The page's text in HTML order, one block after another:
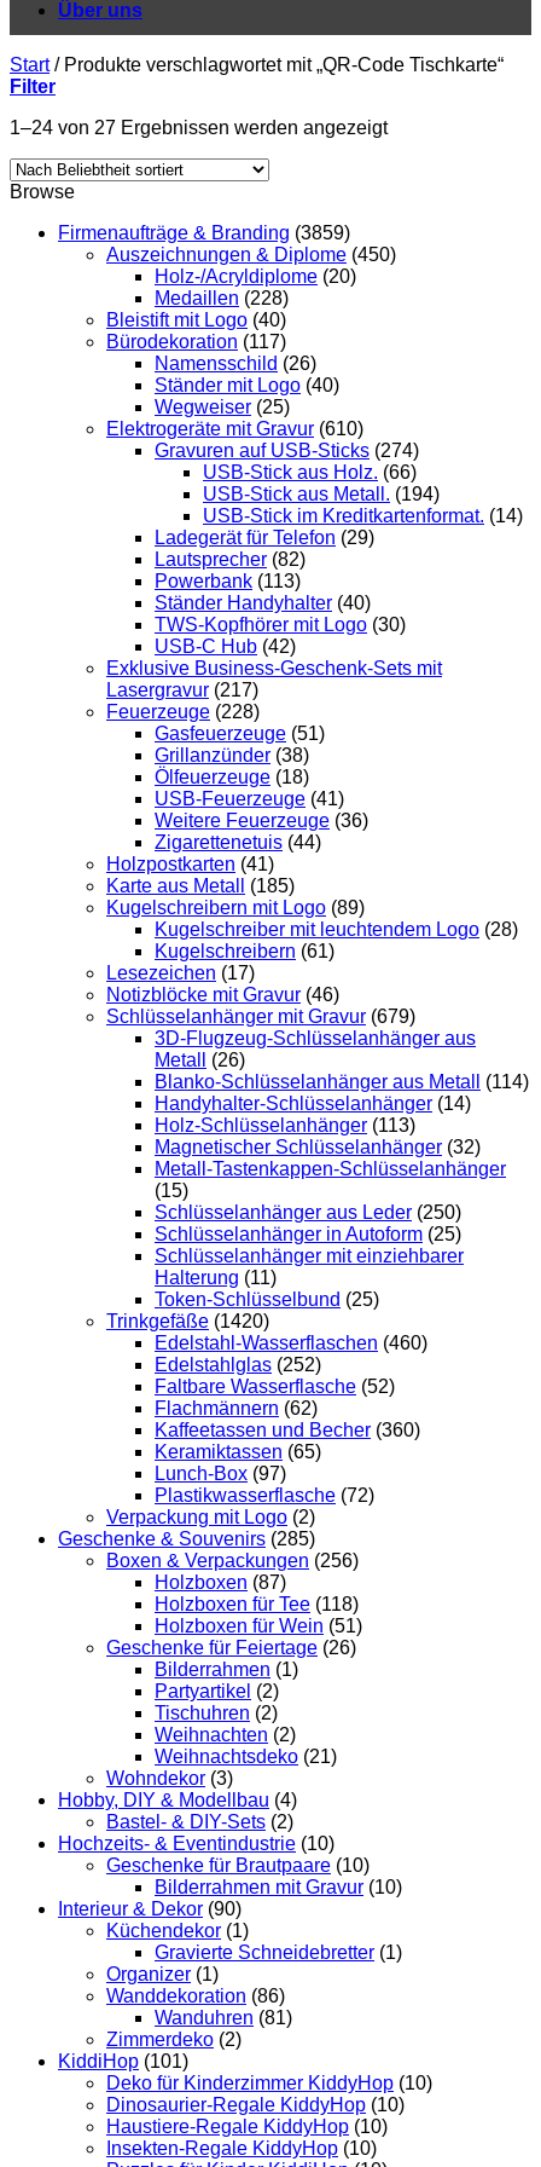
Über uns
Start /Produkte verschlagwortet mit „QR-Code Tischkarte“
Filter
1–24 von 27 Ergebnissen werden angezeigt
Browse
Firmenaufträge & Branding (3859)
Auszeichnungen & Diplome (450)
Holz-/Acryldiplome (20)
Medaillen (228)
Bleistift mit Logo (40)
Bürodekoration (117)
Namensschild (26)
Ständer mit Logo (40)
Wegweiser (25)
Elektrogeräte mit Gravur (610)
Gravuren auf USB-Sticks (274)
USB-Stick aus Holz. (66)
USB-Stick aus Metall. (194)
USB-Stick im Kreditkartenformat. (14)
Ladegerät für Telefon (29)
Lautsprecher (82)
Powerbank (113)
Ständer Handyhalter (40)
TWS-Kopfhörer mit Logo (30)
USB-C Hub (42)
Exklusive Business-Geschenk-Sets mit
Lasergravur (217)
Feuerzeuge (228)
Gasfeuerzeuge (51)
Grillanzünder (38)
Ölfeuerzeuge (18)
USB-Feuerzeuge (41)
Weitere Feuerzeuge (36)
Zigarettenetuis (44)
Holzpostkarten (41)
Karte aus Metall
(185)
Kugelschreibern mit Logo (89)
Kugelschreiber mit leuchtendem Logo (28)
Kugelschreibern (61)
Lesezeichen (17)
Notizblöcke mit Gravur (46)
Schlüsselanhänger mit Gravur (679)
3D-Flugzeug-Schlüsselanhänger aus
Metall
(26)
Blanko-Schlüsselanhänger aus Metall
(114)
Handyhalter-Schlüsselanhänger (14)
Holz-Schlüsselanhänger (113)
Magnetischer Schlüsselanhänger (32)
Metall-Tastenkappen-Schlüsselanhänger
(15)
Schlüsselanhänger aus Leder (250)
Schlüsselanhänger in Autoform (25)
Schlüsselanhänger mit einziehbarer
Halterung (11)
Token-Schlüsselbund (25)
Trinkgefäße (1420)
Edelstahl-Wasserflaschen (460)
Edelstahlglas (252)
Faltbare Wasserflasche (52)
Flachmännern (62)
Kaffeetassen und Becher (360)
Keramiktassen (65)
Lunch-Box (97)
Plastikwasserflasche (72)
Verpackung mit Logo (2)
Geschenke & Souvenirs (285)
Boxen & Verpackungen (256)
Holzboxen (87)
Holzboxen für Tee (118)
Holzboxen für Wein (51)
Geschenke für Feiertage (26)
Bilderrahmen (1)
Partyartikel (2)
Tischuhren (2)
Weihnachten (2)
Weihnachtsdeko (21)
Wohndekor (3)
Hobby, DIY & Modellbau (4)
Bastel- & DIY-Sets (2)
Hochzeits- & Eventindustrie (10)
Geschenke für Brautpaare (10)
Bilderrahmen mit Gravur (10)
Interieur & Dekor (90)
Küchendekor (1)
Gravierte Schneidebretter (1)
Organizer (1)
Wanddekoration (86)
Wanduhren (81)
Zimmerdeko (2)
KiddiHop (101)
Deko für Kinderzimmer KiddyHop (10)
Dinosaurier-Regale KiddyHop (10)
Haustiere-Regale KiddyHop (10)
Insekten-Regale KiddyHop (10)